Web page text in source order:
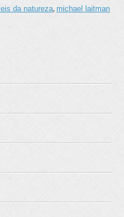
leis da natureza, michael laitman